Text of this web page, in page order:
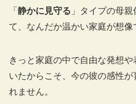
「 静かに見守る 」タイプの母
て、なんだか温かい家庭が想像
きっと家庭の中で自由な発想
いたからこそ、今の彼の感性が
れません。